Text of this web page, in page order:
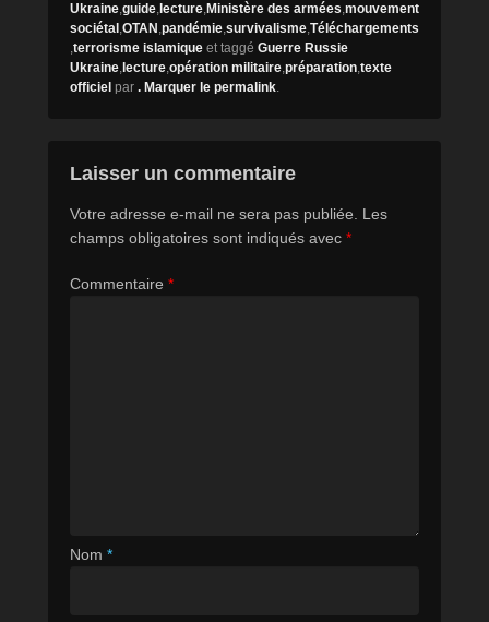
Ukraine,guide, lecture,Ministère des armées,mouvement
sociétal ,OTAN ,pandémie,survivalisme,Téléchargements
,terrorisme islamique et taggé Guerre Russie
Ukraine, lecture,opération militaire,préparation,texte
officiel par . Marquer le permalink.
Laisser un commentaire
Votre adresse e-mail ne sera pas publiée.
Les
champs obligatoires sont indiqués avec *
Commentaire *
Nom *